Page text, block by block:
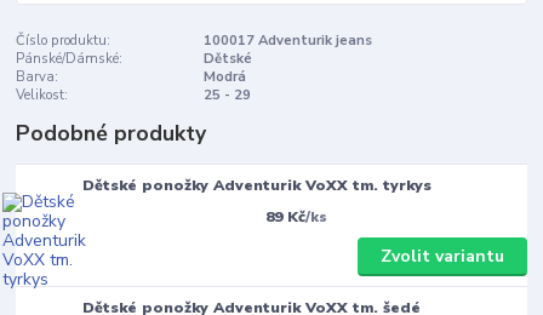
Číslo produktu:
100017 Adventurik jeans
Pánské/Dámské:
Dětské
Barva:
Modrá
Velikost:
25 - 29
Podobné produkty
Dětské ponožky Adventurik VoXX tm. tyrkys
89 Kč/ks
Zvolit variantu
Dětské ponožky Adventurik VoXX tm. šedé